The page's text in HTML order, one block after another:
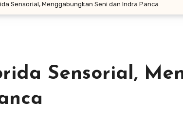
Sensorial, Menggabungkan Seni dan Indra Panca
Sensorial,